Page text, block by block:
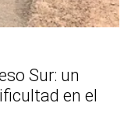
Sur: un
en el